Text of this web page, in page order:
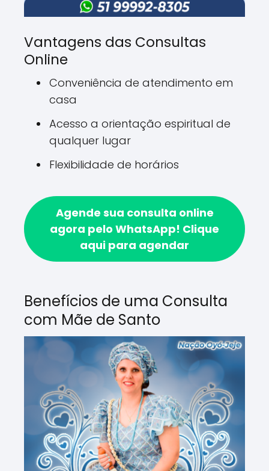
Vantagens das Consultas
Online
Conveniência de atendimento em
casa
Acesso a orientação espiritual de
qualquer lugar
Flexibilidade de horários
Agende sua consulta online
agora pelo WhatsApp! Clique
aqui para agendar
Benefícios de uma Consulta
com Mãe de Santo